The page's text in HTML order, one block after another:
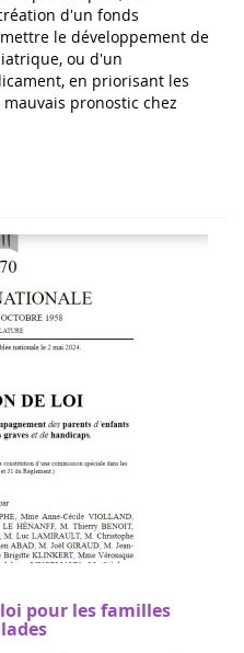
d'un fonds
le développement de
ou d'un
en priorisant les
pronostic chez
pour les familles